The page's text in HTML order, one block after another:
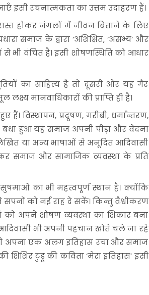
इसी रचनात्मकता का उत्तम उदाहरण हैं।
होकर जंगलों में जीवन बिताने के लिए
समाज के द्वारा ‘अशिक्षित, ‘असभ्य’ और
भी वंचित है। इसी शोषणस्थिति को आधार
का साहित्य है तो दूसरी ओर यह गैर
मानवाधिकारों की प्राप्ति ही है।
विस्थापन, प्रदूषण, गरीबी, धर्मान्तरण,
हुआ यह समाज अपनी पीड़ा और वेदना
या अन्य भाषाओं से अनूदित आदिवासी
समाज और सामाजिक व्यवस्था के प्रति
का भी महत्वपूर्ण स्थान है। क्योंकि
को नई राह दे सकें। किन्तु वैश्वीकरण
को अपने शोषण व्यवस्था का शिकार बना
भी अपनी पहचान खोते चले जा रहे
अपना एक अलग इतिहास रचा और समाज
टुडू की कविता ‘मेरा इतिहास’ इसी